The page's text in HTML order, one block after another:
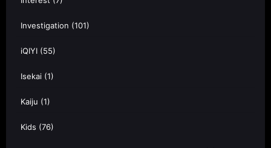
Investigation (101)
iQIYI (55)
Isekai (1)
Kaiju (1)
Kids (76)